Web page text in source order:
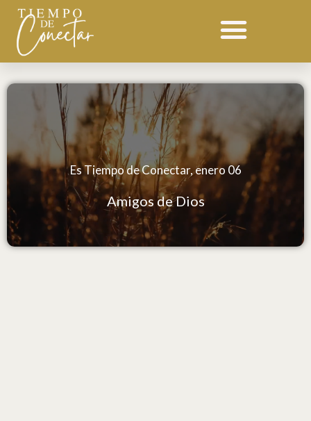
contenido
Es Tiempo de Conectar, enero 06
Amigos de Dios